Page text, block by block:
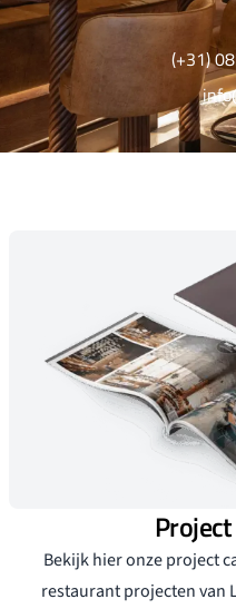
(+31)
Bekijk hier onze project
restaurant projecten van